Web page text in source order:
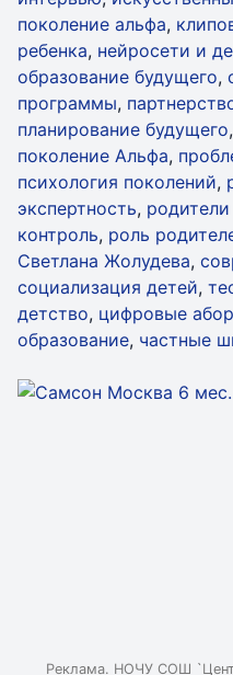
поколение альфа,
ребенка, нейросети и
образование будущего,
программы,
планирование будущего,
поколение Альфа,
психология поколений,
экспертность,
контроль, роль
Светлана Жолудева,
социализация детей,
детство, цифровые
образование, частные
Реклама. НОЧУ СОШ